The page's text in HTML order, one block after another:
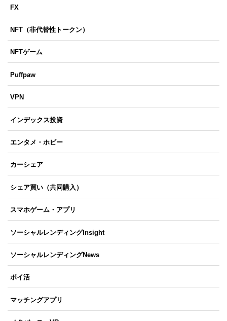
FX
NFT（非代替性トークン）
NFTゲーム
Puffpaw
VPN
インデックス投資
エンタメ・ホビー
カーシェア
シェア買い（共同購入）
スマホゲーム・アプリ
ソーシャルレンディングInsight
ソーシャルレンディングNews
ポイ活
マッチングアプリ